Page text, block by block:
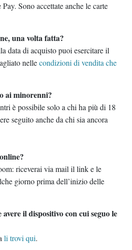
Sono accettate anche le carte
una volta fatta?
data di acquisto puoi esercitare il
nellecondizioni di vendita che
ai minorenni?
è possibile solo a chi ha più di 18
seguito anche da chi sia ancora
riceverai via mail il link e le
giorno prima dell’inizio delle
il dispositivo con cui seguo le
li trovi qui.